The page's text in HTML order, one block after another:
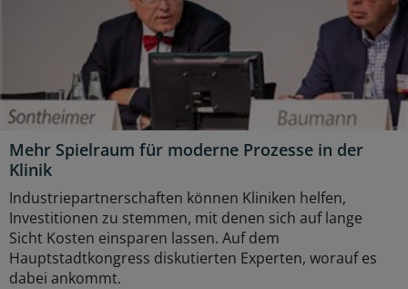
Mehr Spielraum für moderne Prozesse in der
Klinik
Industriepartnerschaften können Kliniken helfen,
Investitionen zu stemmen, mit denen sich auf lange
Sicht Kosten einsparen lassen. Auf dem
Hauptstadtkongress diskutierten Experten, worauf es
dabei ankommt.